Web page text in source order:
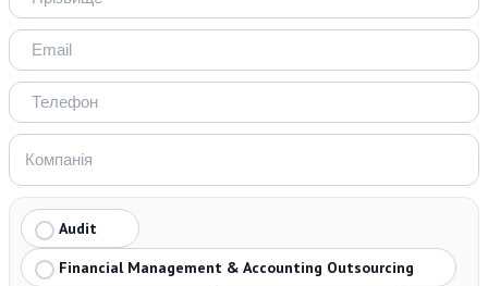
Audit
Financial Management & Accounting Outsourcing